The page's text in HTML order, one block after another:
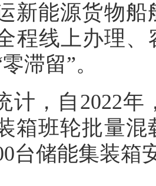
新能源货物
程线上办理、
滞留”。
计，自2022
箱班轮批量
台储能集装箱